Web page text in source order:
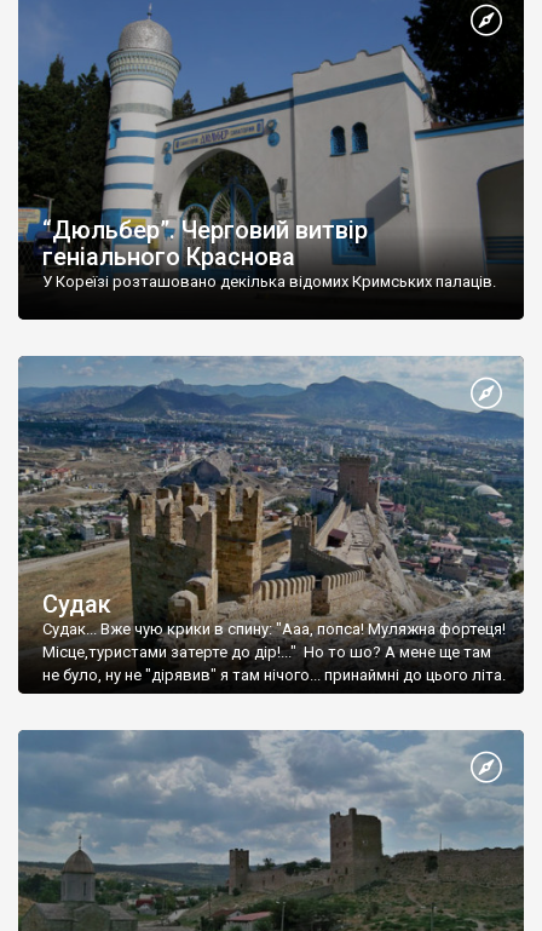
“Дюльбер”. Черговий витвір
геніального Краснова
У Кореїзі розташовано декілька відомих Кримських палаців.
Судак
Судак... Вже чую крики в спину: "Ааа, попса! Муляжна фортеця!
Місце,туристами затерте до дір!..." Но то шо? А мене ще там
не було, ну не "дірявив" я там нічого... принаймні до цього літа.